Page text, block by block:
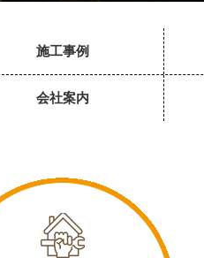
施工事例
会社案内